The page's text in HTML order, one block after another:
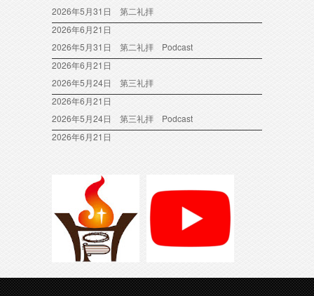
2026年5月31日 第二礼拝
2026年6月21日
2026年5月31日 第二礼拝 Podcast
2026年6月21日
2026年5月24日 第三礼拝
2026年6月21日
2026年5月24日 第三礼拝 Podcast
2026年6月21日